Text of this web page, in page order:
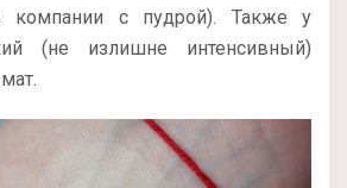
компании с пудрой). Также у
(не излишне интенсивный)